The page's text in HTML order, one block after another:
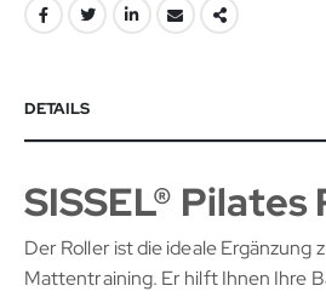
DETAILS
SISSEL® Pilates
Der Roller ist die ideale Ergänzung
Mattentraining. Er hilft Ihnen Ihre